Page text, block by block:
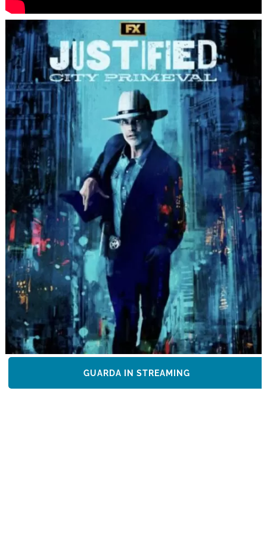
GUARDA IN STREAMING